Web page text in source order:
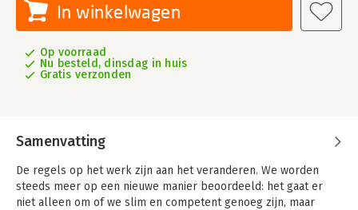
In winkelwagen
Op voorraad
Nu besteld, dinsdag in huis
Gratis verzonden
Samenvatting
De regels op het werk zijn aan het veranderen. We worden
steeds meer op een nieuwe manier beoordeeld: het gaat er
niet alleen om of we slim en competent genoeg zijn, maar